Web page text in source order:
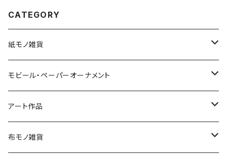
CATEGORY
紙モノ雑貨
切り絵グリーティングカード
LED用ペーパーシェード
ポストカード
モビール・ペーパーオーナメント
モビール
ペーパーオーナメント
アート作品
ポスター
布モノ雑貨